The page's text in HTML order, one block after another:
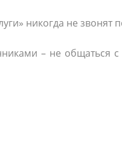
никогда не звонят
– не общаться